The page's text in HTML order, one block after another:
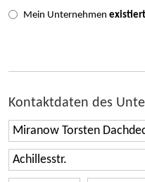
Mein Unternehmen
Kontaktdaten des